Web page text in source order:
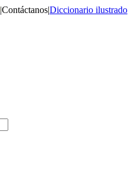
|Contáctanos|Diccionario ilustrado